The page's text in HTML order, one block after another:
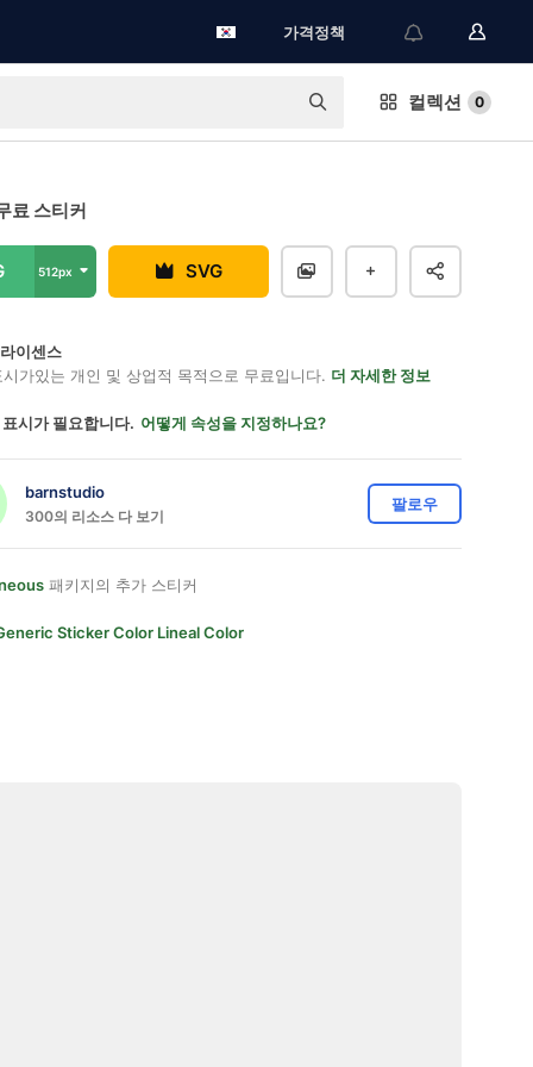
가격정책
컬렉션 0
료 스티커
512px SVG
이센스
가있는 개인 및 상업적 목적으로 무료입니다. 더 자세한 정보
시가 필요합니다. 어떻게 속성을 지정하나요?
barnstudio
300의 리소스 다 보기
팔로우
패키지의 추가 스티커
Sticker Color Lineal Color